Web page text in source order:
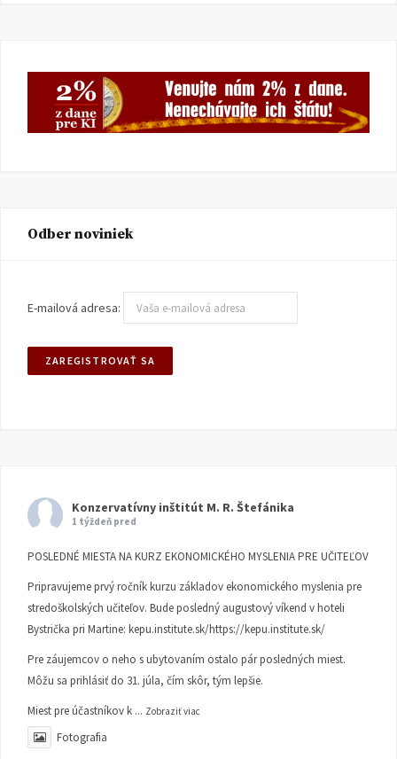
Odber noviniek
E-mailová adresa:
Konzervatívny inštitút M. R. Štefánika
1 týždeň pred
POSLEDNÉ MIESTA NA KURZ EKONOMICKÉHO MYSLENIA PRE UČITEĽOV
Pripravujeme prvý ročník kurzu základov ekonomického myslenia pre
stredoškolských učiteľov. Bude posledný augustový víkend v hoteli
Bystrička pri Martine: kepu.institute.sk/https://kepu.institute.sk/
Pre záujemcov o neho s ubytovaním ostalo pár posledných miest.
Môžu sa prihlásiť do 31. júla, čím skôr, tým lepšie.
Miest pre účastníkov k ... Zobraziť viac
Fotografia